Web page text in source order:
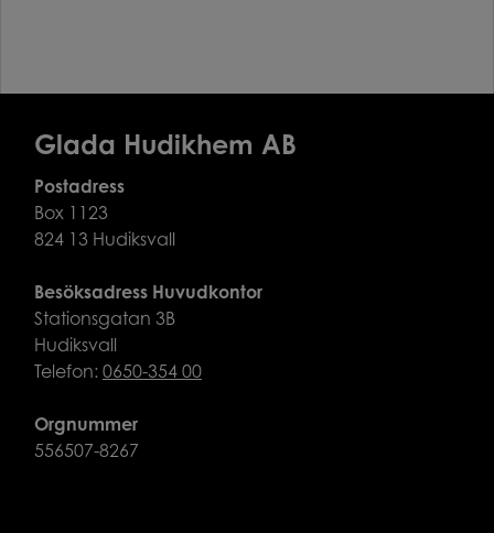
Glada Hudikhem AB
Postadress
Box 1123
824 13 Hudiksvall
Besöksadress Huvudkontor
Stationsgatan 3B
Hudiksvall
Telefon: 0650-354 00
Orgnummer
556507-8267